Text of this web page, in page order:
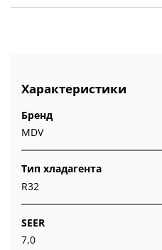
Характеристики
Бренд
MDV
Тип хладагента
R32
SEER
7,0